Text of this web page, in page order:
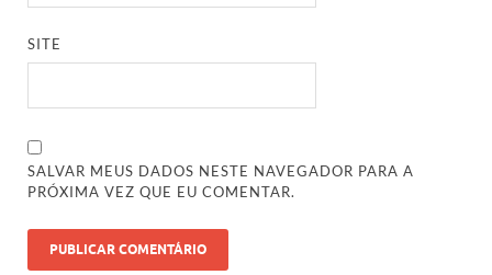
SITE
SALVAR MEUS DADOS NESTE NAVEGADOR PARA A
PRÓXIMA VEZ QUE EU COMENTAR.